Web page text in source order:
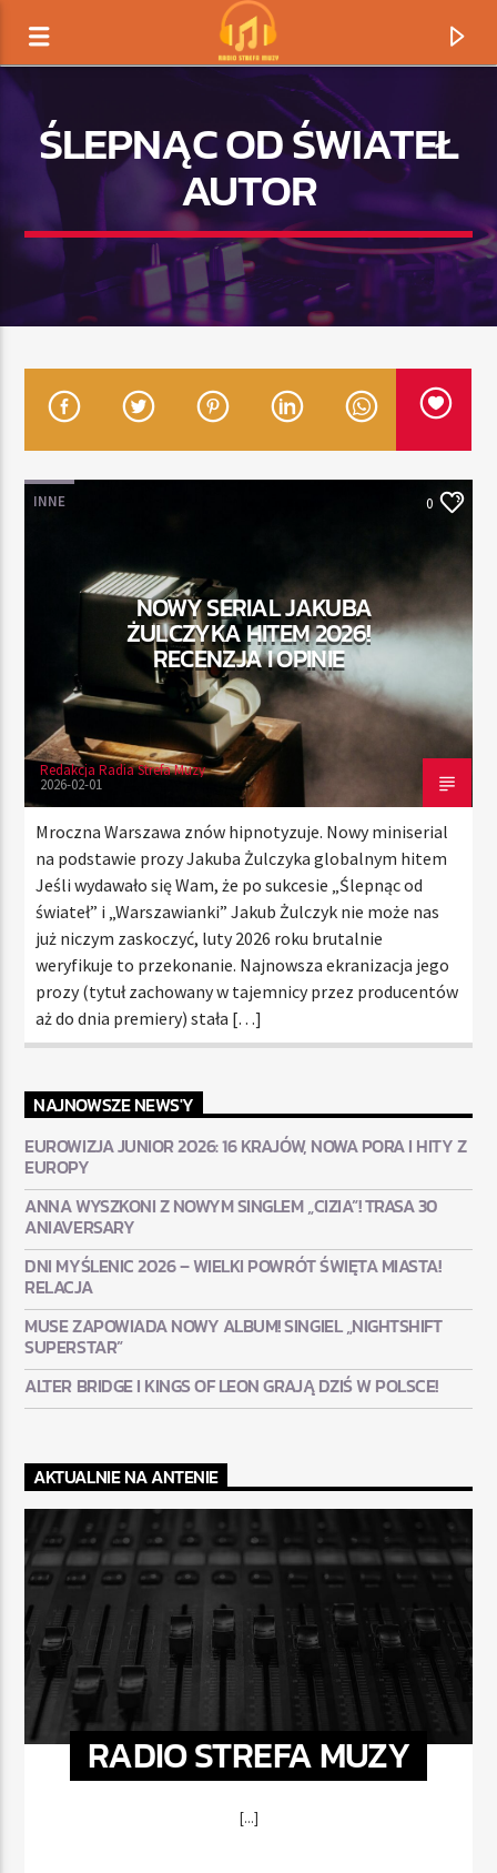
TERAZ GRAMY
TYTUŁ
ARTYSTA
RADIO STREFA MUZY
00:00 24:00
Radio Strefa Muzy
ŚLEPNĄC OD ŚWIATEŁ
AUTOR
INNE 0
NOWY SERIAL JAKUBA
ŻULCZYKA HITEM 2026!
RECENZJA I OPINIE
Redakcja Radia Strefa Muzy
2026-02-01
Mroczna Warszawa znów hipnotyzuje. Nowy miniserial
na podstawie prozy Jakuba Żulczyka globalnym hitem
Jeśli wydawało się Wam, że po sukcesie „Ślepnąc od
świateł” i „Warszawianki” Jakub Żulczyk nie może nas
już niczym zaskoczyć, luty 2026 roku brutalnie
weryfikuje to przekonanie. Najnowsza ekranizacja jego
prozy (tytuł zachowany w tajemnicy przez producentów
aż do dnia premiery) stała […]
NAJNOWSZE NEWS'Y
EUROWIZJA JUNIOR 2026: 16 KRAJÓW, NOWA PORA I HITY Z
EUROPY
ANNA WYSZKONI Z NOWYM SINGLEM „CIZIA”! TRASA 30
ANIAVERSARY
DNI MYŚLENIC 2026 – WIELKI POWRÓT ŚWIĘTA MIASTA!
RELACJA
MUSE ZAPOWIADA NOWY ALBUM! SINGIEL „NIGHTSHIFT
SUPERSTAR”
ALTER BRIDGE I KINGS OF LEON GRAJĄ DZIŚ W POLSCE!
AKTUALNIE NA ANTENIE
RADIO STREFA MUZY
[...]